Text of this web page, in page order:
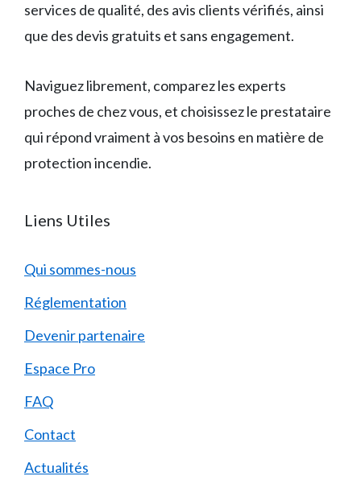
services de qualité, des avis clients vérifiés, ainsi
que des devis gratuits et sans engagement.
Naviguez librement, comparez les experts
proches de chez vous, et choisissez le prestataire
qui répond vraiment à vos besoins en matière de
protection incendie.
Liens Utiles
Qui sommes-nous
Réglementation
Devenir partenaire
Espace Pro
FAQ
Contact
Actualités